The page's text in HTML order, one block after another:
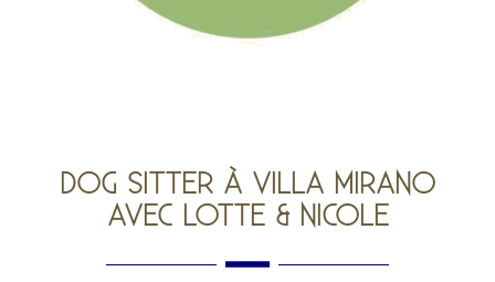
DOG SITTER À VILLA MIRANO
AVEC LOTTE & NICOLE